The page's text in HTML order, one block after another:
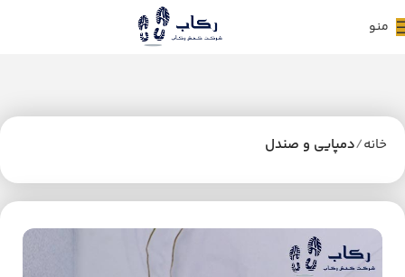
منو
خانه دمپایی و صندل